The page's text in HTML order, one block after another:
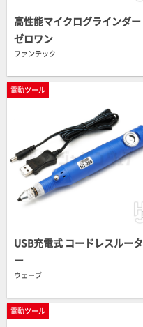
高性能マイクログラインダー
ゼロワン
ファンテック
電動ツール
USB充電式 コードレスルータ
ー
ウェーブ
電動ツール